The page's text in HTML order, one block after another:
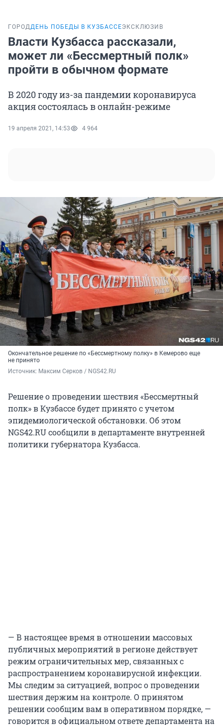
ГОРОДДЕНЬ ПОБЕДЫ В КУЗБАССЕЭКСКЛЮЗИВ
Власти Кузбасса рассказали,
может ли «Бессмертный полк»
пройти в обычном формате
В 2020 году из-за пандемии коронавируса
акция состоялась в онлайн-режиме
19 апреля 2021, 14:53 4 964
Окончательное решение по «Бессмертному полку» в Кемерово еще
не принято
Источник: Максим Серков / NGS42.RU
Решение о проведении шествия «Бессмертный
полк» в Кузбассе будет принято с учетом
эпидемиологической обстановки. Об этом
NGS42.RU сообщили в департаменте внутренней
политики губернатора Кузбасса.
— В настоящее время в отношении массовых
публичных мероприятий в регионе действует
режим ограничительных мер, связанных с
распространением коронавирусной инфекции.
Мы следим за ситуацией, вопрос о проведении
шествия держим на контроле. О принятом
решении сообщим вам в оперативном порядке, —
говорится в официальном ответе департамента на